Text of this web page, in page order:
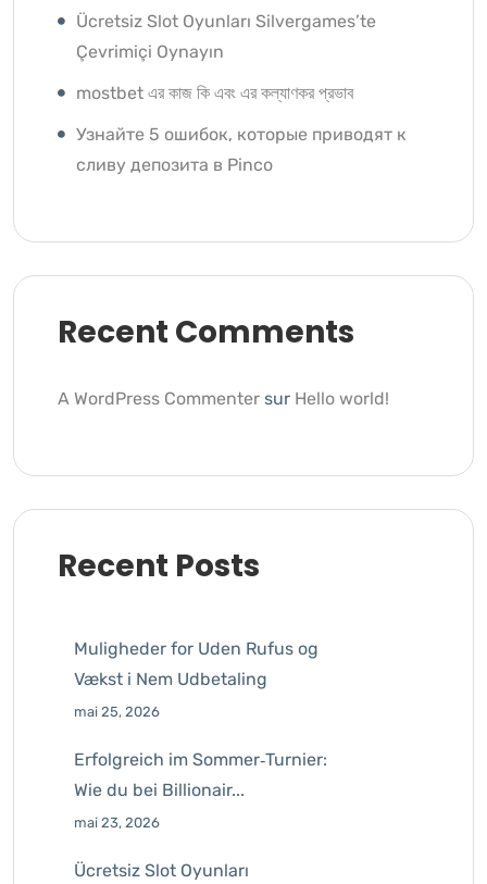
Ücretsiz Slot Oyunları Silvergames’te
Çevrimiçi Oynayın ️
mostbet এর কাজ কি এবং এর কল্যাণকর প্রভাব
Узнайте 5 ошибок, которые приводят к
сливу депозита в Pinco
Recent Comments
A WordPress Commenter sur Hello world!
Recent Posts
Muligheder for Uden Rufus og
Vækst i Nem Udbetaling
mai 25, 2026
Erfolgreich im Sommer‑Turnier:
Wie du bei Billionair...
mai 23, 2026
Ücretsiz Slot Oyunları